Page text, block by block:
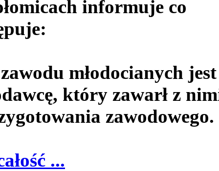
informuje co
młodocianych jest
który zawarł z
zawodowego.
...